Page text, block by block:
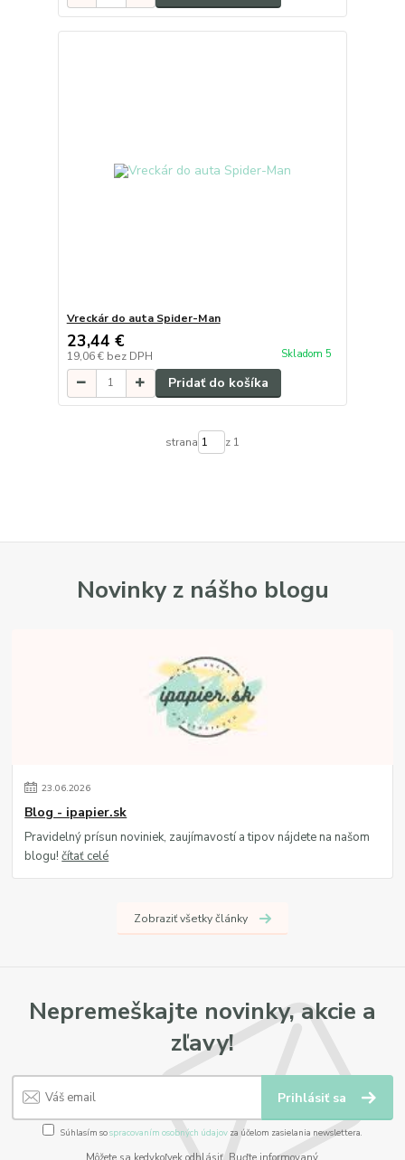
Vreckár do auta Spider-Man
23,44 €
19,06 € bez DPH Skladom 5
Pridať do košíka
strana z 1
Novinky z nášho blogu
23.06.2026
Blog - ipapier.sk
Pravidelný prísun noviniek, zaujímavostí a tipov nájdete na našom
blogu!čítať celé
Zobraziť všetky články
Nepremeškajte novinky, akcie a
zľavy!
Prihlásiť sa
Súhlasím sospracovaním osobných údajov za účelom zasielania newslettera.